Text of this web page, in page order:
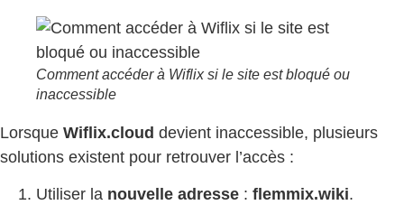
Comment accéder à Wiflix si le site est bloqué ou
inaccessible
Lorsque Wiflix.cloud devient inaccessible, plusieurs
solutions existent pour retrouver l’accès :
Utiliser la nouvelle adresse : flemmix.wiki.